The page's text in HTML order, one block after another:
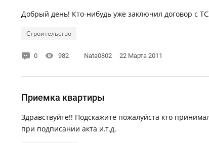
Добрый день! Кто-нибудь уже заключил договор с
Строительство
0 982 Nata0802 22 Марта 2011
Приемка квартиры
Здравствуйте!! Подскажите пожалуйста кто
при подписании акта и.т.д.